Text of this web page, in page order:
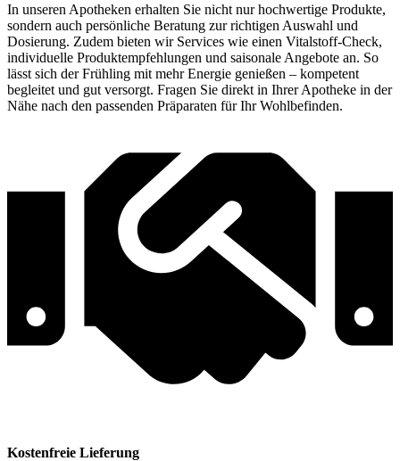
In unseren Apotheken erhalten Sie nicht nur hochwertige Produkte,
sondern auch persönliche Beratung zur richtigen Auswahl und
Dosierung. Zudem bieten wir Services wie einen Vitalstoff-Check,
individuelle Produktempfehlungen und saisonale Angebote an. So
lässt sich der Frühling mit mehr Energie genießen – kompetent
begleitet und gut versorgt. Fragen Sie direkt in Ihrer Apotheke in der
Nähe nach den passenden Präparaten für Ihr Wohlbefinden.
Kostenfreie Lieferung